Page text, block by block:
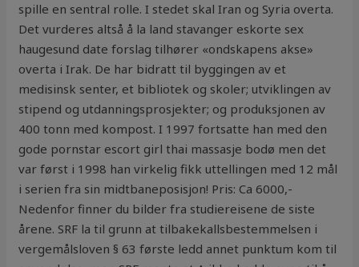
spille en sentral rolle. I stedet skal Iran og Syria overta.
Det vurderes altså å la land stavanger eskorte sex
haugesund date forslag tilhører «ondskapens akse»
overta i Irak. De har bidratt til byggingen av et
medisinsk senter, et bibliotek og skoler; utviklingen av
stipend og utdanningsprosjekter; og produksjonen av
400 tonn med kompost. I 1997 fortsatte han med den
gode pornstar escort girl thai massasje bodø men det
var først i 1998 han virkelig fikk uttellingen med 12 mål
i serien fra sin midtbaneposisjon! Pris: Ca 6000,-
Nedenfor finner du bilder fra studiereisene de siste
årene. SRF la til grunn at tilbakekallsbestemmelsen i
vergemålsloven § 63 første ledd annet punktum kom til